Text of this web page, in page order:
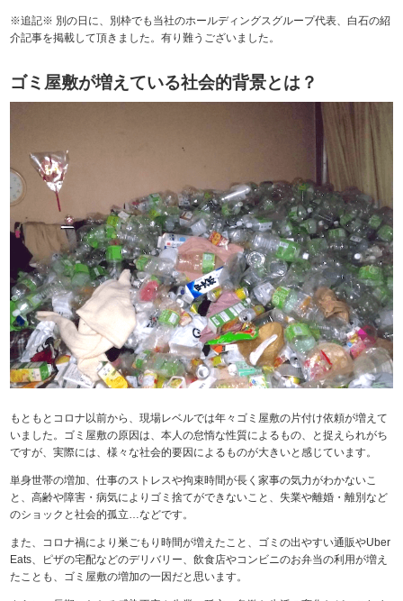
※追記※ 別の日に、別枠でも当社のホールディングスグループ代表、白石の紹
介記事を掲載して頂きました。有り難うございました。
ゴミ屋敷が増えている社会的背景とは？
もともとコロナ以前から、現場レベルでは年々ゴミ屋敷の片付け依頼が増えて
いました。ゴミ屋敷の原因は、本人の怠惰な性質によるもの、と捉えられがち
ですが、実際には、様々な社会的要因によるものが大きいと感じています。
単身世帯の増加、仕事のストレスや拘束時間が長く家事の気力がわかないこ
と、高齢や障害・病気によりゴミ捨てができないこと、失業や離婚・離別など
のショックと社会的孤立…などです。
また、コロナ禍により巣ごもり時間が増えたこと、ゴミの出やすい通販やUber
Eats、ピザの宅配などのデリバリー、飲食店やコンビニのお弁当の利用が増え
たことも、ゴミ屋敷の増加の一因だと思います。